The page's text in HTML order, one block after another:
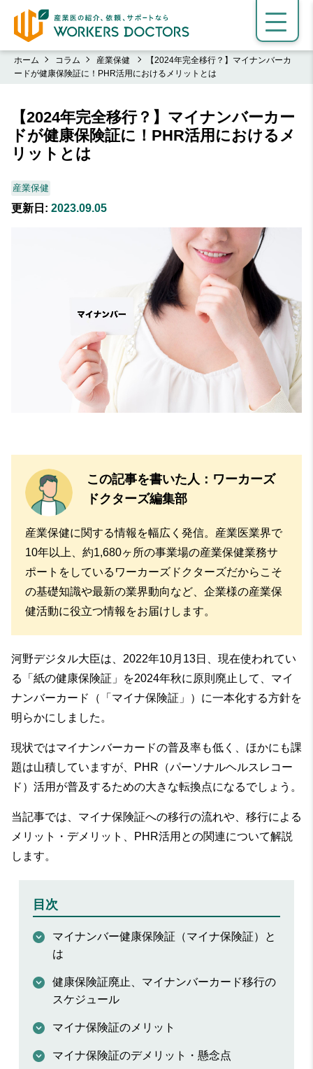
ホーム コラム 産業保健
【2024年完全移行？】マイナンバーカ
ードが健康保険証に！PHR活用におけるメリットとは
【2024年完全移行？】マイナンバーカー
ドが健康保険証に！PHR活用におけるメ
リットとは
産業保健
更新日: 2023.09.05
この記事を書いた人：ワーカーズ
ドクターズ編集部
産業保健に関する情報を幅広く発信。産業医業界で
10年以上、約1,680ヶ所の事業場の産業保健業務サ
ポートをしているワーカーズドクターズだからこそ
の基礎知識や最新の業界動向など、企業様の産業保
健活動に役立つ情報をお届けします。
河野デジタル大臣は、2022年10月13日、現在使われてい
る「紙の健康保険証」を2024年秋に原則廃止して、マイ
ナンバーカード（「マイナ保険証」）に一本化する方針を
明らかにしました。
現状ではマイナンバーカードの普及率も低く、ほかにも課
題は山積していますが、PHR（パーソナルヘルスレコー
ド）活用が普及するための大きな転換点になるでしょう。
当記事では、マイナ保険証への移行の流れや、移行による
メリット・デメリット、PHR活用との関連について解説
します。
目次
マイナンバー健康保険証（マイナ保険証）と
は
健康保険証廃止、マイナンバーカード移行の
スケジュール
マイナ保険証のメリット
マイナ保険証のデメリット・懸念点